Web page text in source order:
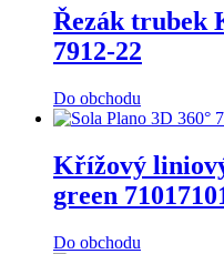
Řezák trubek
7912-22
Do obchodu
Křížový
green
Do obchodu